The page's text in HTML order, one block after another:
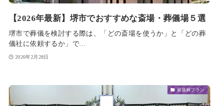
【2026年最新】堺市でおすすめな斎場・葬儀場５選
堺市で葬儀を検討する際は、「どの斎場を使うか」と「どの葬
儀社に依頼するか」で...
2026年2月28日
家族葬プラン